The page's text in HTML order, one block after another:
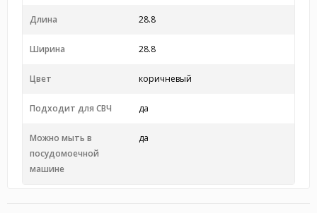
Длина 28.8
Ширина 28.8
Цвет коричневый
Подходит для СВЧ да
Можно мыть в
посудомоечной
машине
да